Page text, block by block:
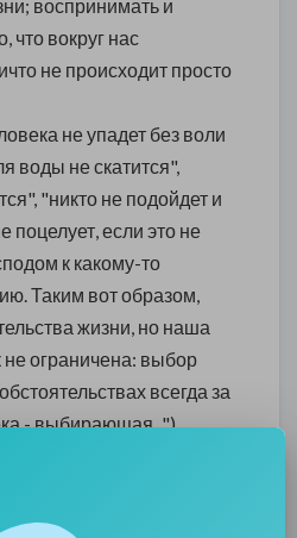
воспринимать и
что вокруг нас
не происходит просто
не упадет без воли
воды не скатится",
"никто не подойдет и
поцелует, если это не
к какому-то
Таким вот образом,
жизни, но наша
не ограничена: выбор
всегда за
- выбирающая...").
на созданные Богом
"естественность"